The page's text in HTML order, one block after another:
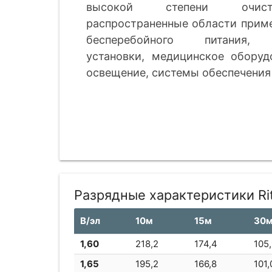
высокой степени
распространенные области
бесперебойного питания,
установки, медицинское
освещение, системы
Разрядные характеристики
В/эл 10м 15м 30м
1,60
218,2 174,4
1,65
195,2 166,8